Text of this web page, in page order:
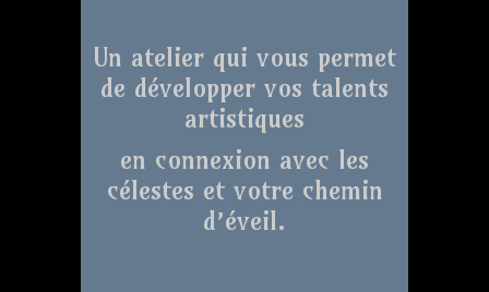
Un atelier qui vous permet
de développer vos talents
artistiques
en connexion avec les
célestes et votre chemin
d’éveil.